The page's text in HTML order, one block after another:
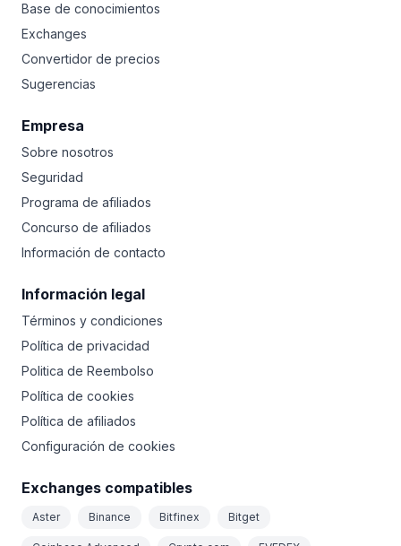
Base de conocimientos
Exchanges
Convertidor de precios
Sugerencias
Empresa
Sobre nosotros
Seguridad
Programa de afiliados
Concurso de afiliados
Información de contacto
Información legal
Términos y condiciones
Política de privacidad
Politica de Reembolso
Política de cookies
Política de afiliados
Configuración de cookies
Exchanges compatibles
Aster Binance Bitfinex Bitget